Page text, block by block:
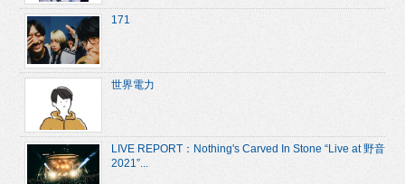
171
世界電力
LIVE REPORT：Nothing's Carved In Stone “Live at 野音
2021”...